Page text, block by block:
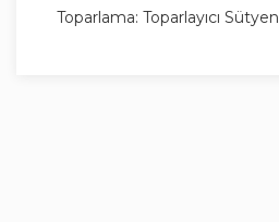
Toparlama: Toparlayıcı Sütyen